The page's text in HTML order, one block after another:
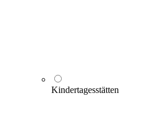
Kindertagesstätten